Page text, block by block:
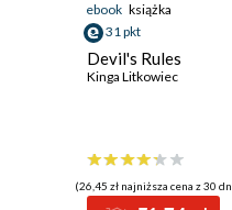
Rozdział 21. Słaby punkt
Rozdział 22. Babski
Rozdział 23. Męskie
Rozdział 24. Secret Love
ebook książka
31 pkt
Devil's Rules
Kinga Litkowiec
(26,45 zł najniższa cena z 30